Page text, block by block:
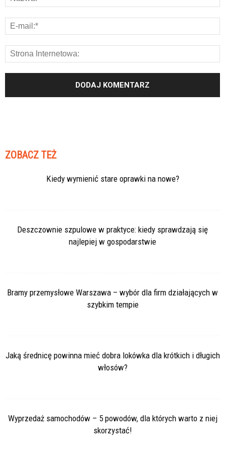
ZOBACZ TEŻ
Kiedy wymienić stare oprawki na nowe?
Deszczownie szpulowe w praktyce: kiedy sprawdzają się
najlepiej w gospodarstwie
Bramy przemysłowe Warszawa – wybór dla firm działających w
szybkim tempie
Jaką średnicę powinna mieć dobra lokówka dla krótkich i długich
włosów?
Wyprzedaż samochodów – 5 powodów, dla których warto z niej
skorzystać!